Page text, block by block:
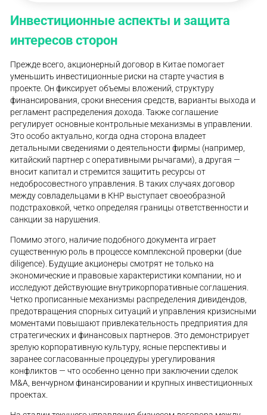
Инвестиционные аспекты и защита
интересов сторон
Прежде всего, акционерный договор в Китае помогает
уменьшить инвестиционные риски на старте участия в
проекте. Он фиксирует объемы вложений, структуру
финансирования, сроки внесения средств, варианты выхода и
регламент распределения дохода. Также соглашение
регулирует основные контрольные механизмы в управлении.
Это особо актуально, когда одна сторона владеет
детальными сведениями о деятельности фирмы (например,
китайский партнер с оперативными рычагами), а другая —
вносит капитал и стремится защитить ресурсы от
недобросовестного управления. В таких случаях договор
между совладельцами в КНР выступает своеобразной
подстраховкой, четко определяя границы ответственности и
санкции за нарушения.
Помимо этого, наличие подобного документа играет
существенную роль в процессе комплексной проверки (due
diligence). Будущие акционеры смотрят не только на
экономические и правовые характеристики компании, но и
исследуют действующие внутрикорпоративные соглашения.
Четко прописанные механизмы распределения дивидендов,
предотвращения спорных ситуаций и управления кризисными
моментами повышают привлекательность предприятия для
стратегических и финансовых партнеров. Это демонстрирует
зрелую корпоративную культуру, ясные перспективы и
заранее согласованные процедуры урегулирования
конфликтов — что особенно ценно при заключении сделок
M&A, венчурном финансировании и крупных инвестиционных
проектах.